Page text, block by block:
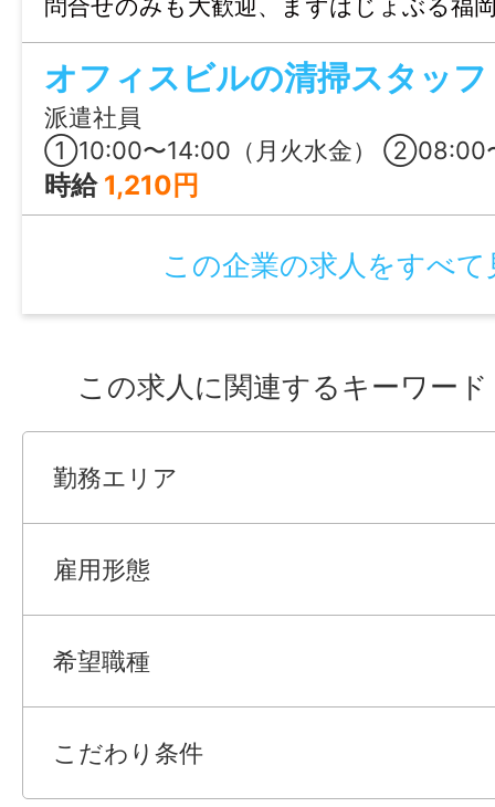
ださい。
「じょぶる福岡」には、このほかにも「シ
用あり,昇給・昇格あり,残業なし,週1日から
らOK,シフト自由・選べる,高収入・高時給,
勤務OK,急募,駅から5分以内」などの条件
ざいます。
※事務や医療系などの内勤から、製造業務
案件あります。
また、未経験者歓迎の職場もご相談可能で
ト・エンタメ,営業,事務・オフィスワーク,
越・ドライバー,軽作業,建築・土木・建設,
クリエイティブ,美容・理容・サロン,医療
スキマ時間勤務,時差出勤,救済採用,勤務開
【ハローワークでの求人をお探しの方も歓
担当者：神山 学|【FHK】
問合せのみも大歓迎、まずはじょぶる福
ご連絡ください。
オフィスビルの清掃スタッフ
派遣社員
①10:00〜14:00（⽉⽕⽔⾦） ②08:00〜13:00（⽊） ※60分の休憩希望者は、9:00〜
時給 1,210円
この企業の求人をすべて
この求人に関連するキーワード
勤務エリア
雇用形態
希望職種
こだわり条件